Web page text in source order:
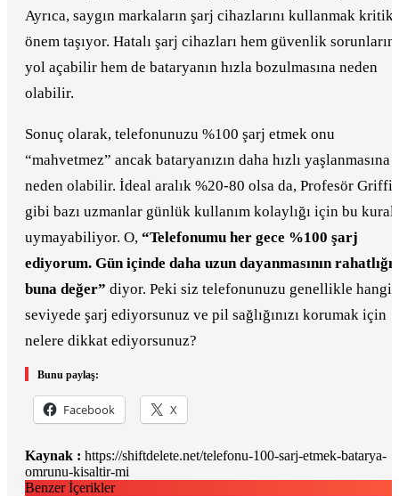
Ayrıca, saygın markaların şarj cihazlarını kullanmak kritik
önem taşıyor. Hatalı şarj cihazları hem güvenlik
yol açabilir hem de bataryanın hızla bozulmasına neden
olabilir.
Sonuç olarak, telefonunuzu %100 şarj etmek onu
“mahvetmez” ancak bataryanızın daha hızlı yaşlanmasına
neden olabilir. İdeal aralık %20-80 olsa da, Profesör
gibi bazı uzmanlar günlük kullanım kolaylığı için bu
uymayabiliyor. O, “Telefonumu her gece %100 şarj
ediyorum. Gün içinde daha uzun dayanmasının rahatlığı
buna değer” diyor. Peki siz telefonunuzu genellikle hangi
seviyede şarj ediyorsunuz ve pil sağlığınızı korumak için
nelere dikkat ediyorsunuz?
Bunu paylaş:
Facebook X
Kaynak : https://shiftdelete.net/telefonu-100-sarj-etmek-batarya-
omrunu-kisaltir-mi
Benzer İçerikler